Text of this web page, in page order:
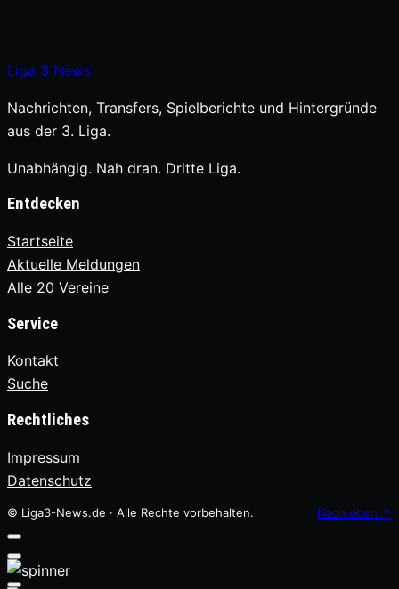
Liga 3 News
Nachrichten, Transfers, Spielberichte und Hintergründe
aus der 3. Liga.
Unabhängig. Nah dran. Dritte Liga.
Entdecken
Startseite
Aktuelle Meldungen
Alle 20 Vereine
Service
Kontakt
Suche
Rechtliches
Impressum
Datenschutz
© Liga3-News.de · Alle Rechte vorbehalten. Nach oben ↑